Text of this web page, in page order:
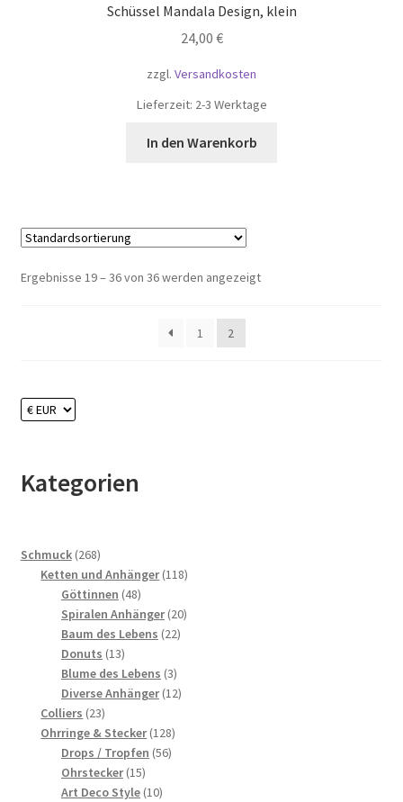
Schüssel Mandala Design, klein
24,00 €
zzgl. Versandkosten
Lieferzeit: 2-3 Werktage
In den Warenkorb
Ergebnisse 19 – 36 von 36 werden angezeigt
1 2
Kategorien
Schmuck 268268
Produkte
Ketten und Anhänger 118118
Göttinnen 4848
Produkte
Spiralen Anhänger 2020
Baum des Lebens 2222
Donuts 1313
Produkte
Blume des Lebens 33
Produkte
Diverse Anhänger 1212
Colliers 2323
Produkte
Ohrringe & Stecker 128128
Drops / Tropfen 5656
Ohrstecker 1515
Produkte
Art Deco Style 1010